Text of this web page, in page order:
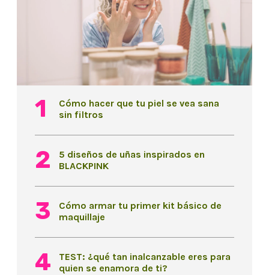
Cómo hacer que tu piel se vea sana
sin filtros
5 diseños de uñas inspirados en
BLACKPINK
Cómo armar tu primer kit básico de
maquillaje
TEST: ¿qué tan inalcanzable eres para
quien se enamora de ti?